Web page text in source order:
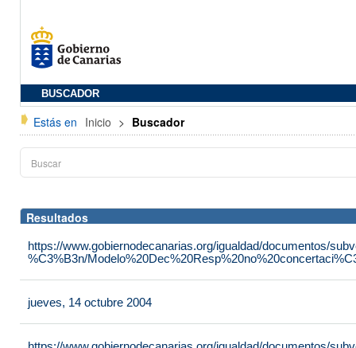
BUSCADOR
Estás en Inicio > Buscador
Resultados
https://www.gobiernodecanarias.org/igualdad/documentos/
%C3%B3n/
jueves, 14 octubre 2004